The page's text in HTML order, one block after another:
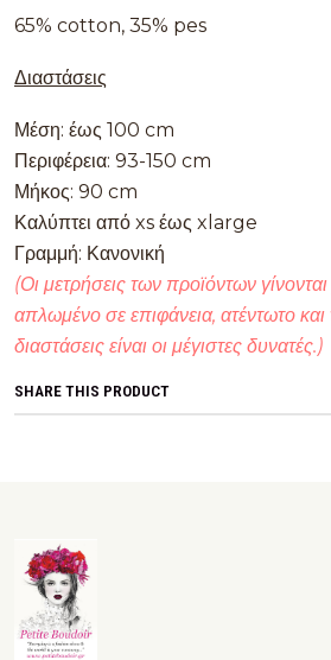
65% cotton, 35% pes
Διαστάσεις
Μέση: έως 100 cm
Περιφέρεια: 93-150 cm
Μήκος: 90 cm
Καλύπτει από xs έως xlarge
Γραμμή: Κανονική
(Οι μετρήσεις των προϊόντων
απλωμένο σε επιφάνεια, ατέντωτο και
διαστάσεις είναι οι μέγιστες δυνατές.)
SHARE THIS PRODUCT